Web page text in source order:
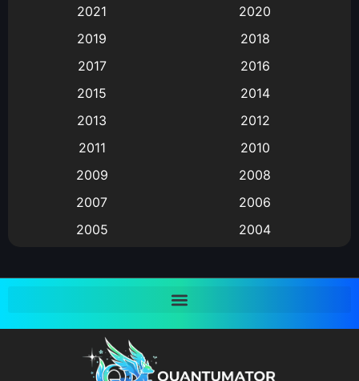
Animation อนิเมะ
Animation แอนิเมชัน
(9)
Big tits (นมใหญ่)
Bitch (ผู้หญิงร่าน)
Bondage (ทาส)(1)
2021
2020
2019
2018
2017
2016
2015
2014
2013
2012
2011
2010
2009
2008
2007
2006
2005
2004
1997
1993